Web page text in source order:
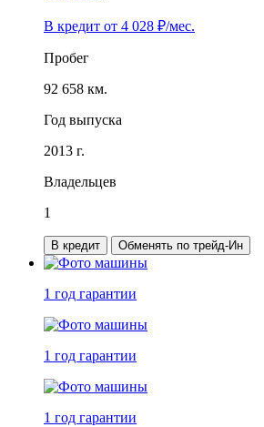
В кредит от 4 028 ₽/мес.
Пробег
92 658 км.
Год выпуска
2013 г.
Владельцев
1
В кредит Обменять по трейд-Ин
1 год гарантии
1 год гарантии
1 год гарантии